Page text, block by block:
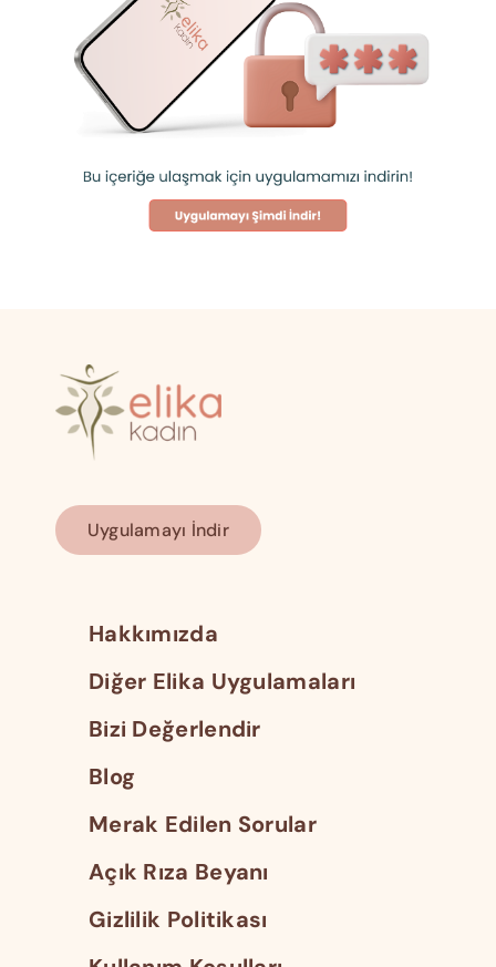
Uygulamayı İndir
Hakkımızda
Diğer Elika Uygulamaları
Bizi Değerlendir
Blog
Merak Edilen Sorular
Açık Rıza Beyanı
Gizlilik Politikası